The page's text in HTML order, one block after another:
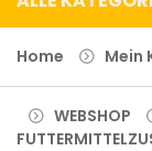
Home Mein
WEBSHOP